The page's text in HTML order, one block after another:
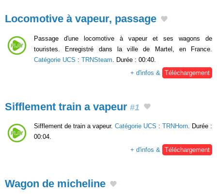
Locomotive à vapeur, passage
Passage d'une locomotive à vapeur et ses wagons de
touristes. Enregistré dans la ville de Martel, en France.
Catégorie UCS : TRNSteam . Durée : 00:40.
+ d'infos &
Téléchargement
Sifflement train a vapeur #1
Sifflement de train a vapeur. Catégorie UCS : TRNHorn. Durée :
00:04.
+ d'infos & Téléchargement
Wagon de micheline